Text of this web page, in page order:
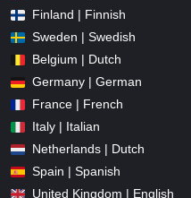
Finland | Finnish
Sweden | Swedish
Belgium | Dutch
Germany | German
France | French
Italy | Italian
Netherlands | Dutch
Spain | Spanish
United Kingdom | English